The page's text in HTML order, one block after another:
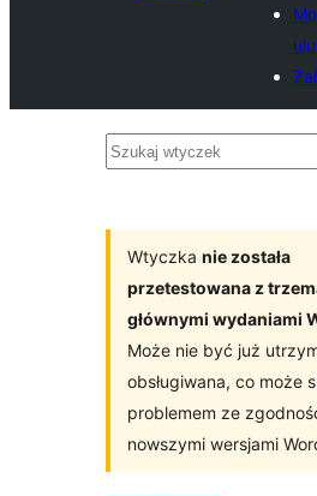
Szukaj
Wtyczka nie została
przetestowana z
głównymi wydaniami
Może nie być już
obsługiwana, co może
problemem ze
nowszymi wersjami